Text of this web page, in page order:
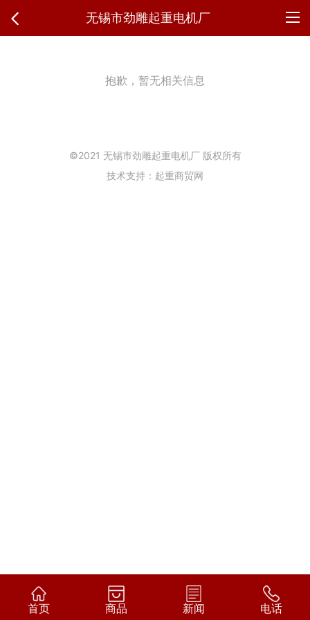
无锡市劲雕起重电机厂
抱歉，暂无相关信息
©2021 无锡市劲雕起重电机厂 版权所有
技术支持：起重商贸网
首页 商品 新闻 电话